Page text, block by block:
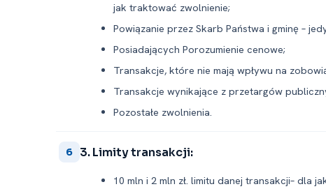
jak traktować zwolnienie;
Powiązanie przez Skarb Państwa i gminę –
Posiadających Porozumienie cenowe;
Transakcje, które nie mają wpływu na
Transakcje wynikające z przetargów
Pozostałe zwolnienia.
6 3. Limity transakcji:
10 mln i 2 mln zł. limitu danej transakcji– dla